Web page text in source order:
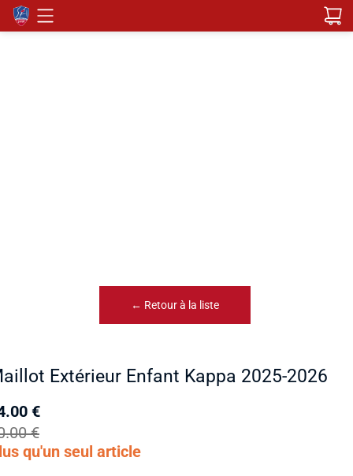
← Retour à la liste
Extérieur Enfant Kappa 2025-2026
€
€
qu'un seul article